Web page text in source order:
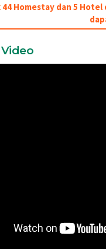
Homestay dan 5 Hotel